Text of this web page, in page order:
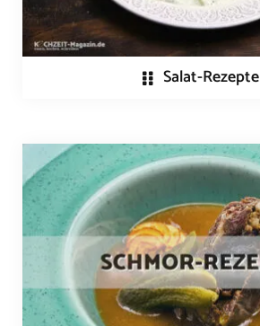
Salat-Rezepte